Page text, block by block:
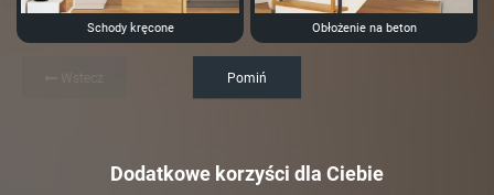
Schody kręcone Obłożenie na beton
Pomiń
Dodatkowe korzyści dla Ciebie